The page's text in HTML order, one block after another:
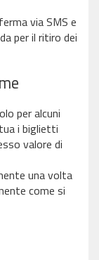
via SMS e
per il ritiro dei
per alcuni
i biglietti
valore di
una volta
come si